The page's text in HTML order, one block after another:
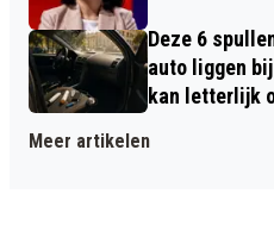
Deze 6
auto liggen
kan letterlijk
Meer artikelen